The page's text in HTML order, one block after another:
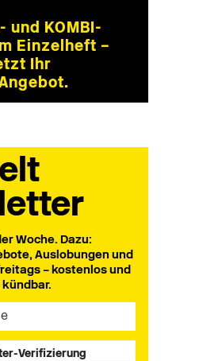
und KOMBI-
Einzelheft –
Ihr
Woche. Dazu:
Auslobungen und
– kostenlos und
Verifizierung